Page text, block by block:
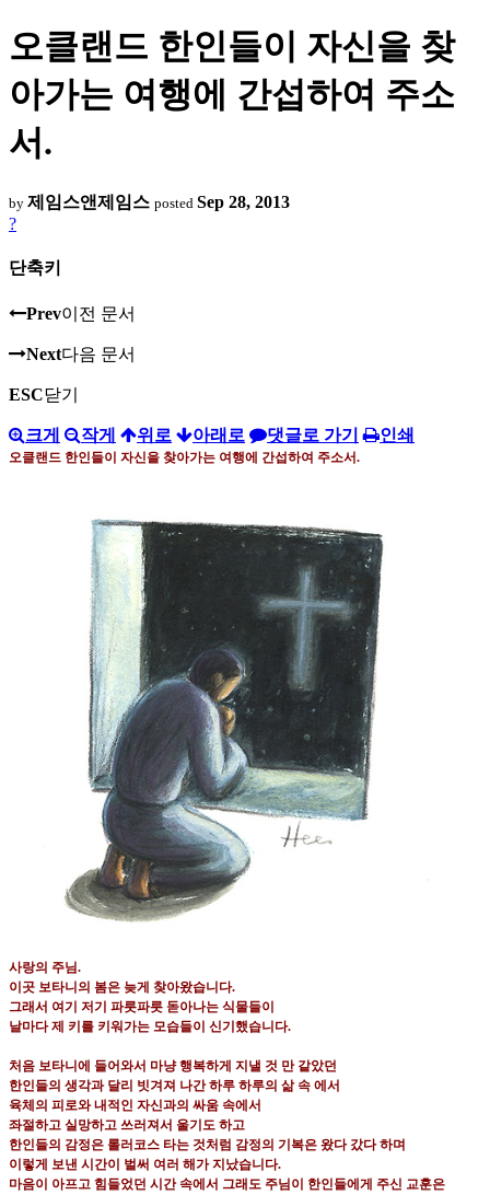
오클랜드 한인들이 자신을 찾
아가는 여행에 간섭하여 주소
서.
by 제임스앤제임스 posted Sep 28, 2013
?
단축키
Prev이전 문서
Next다음 문서
ESC닫기
크게 작게 위로 아래로 댓글로 가기 인쇄
오클랜드 한인들이 자신을 찾아가는 여행에 간섭하여 주소서.
사랑의 주님.
이곳 보타니의 봄은 늦게 찾아왔습니다.
그래서 여기 저기 파릇파릇 돋아나는 식물들이
날마다 제 키를 키워가는 모습들이 신기했습니다.
처음 보타니에 들어와서 마냥 행복하게 지낼 것 만 같았던
한인들의 생각과 달리 빗겨져 나간 하루 하루의 삶 속 에서
육체의 피로와 내적인 자신과의 싸움 속에서
좌절하고 실망하고 쓰러져서 울기도 하고
한인들의 감정은 롤러코스 타는 것처럼 감정의 기복은 왔다 갔다 하며
이렇게 보낸 시간이 벌써 여러 해가 지났습니다.
마음이 아프고 힘들었던 시간 속에서 그래도 주님이 한인들에게 주신 교훈은